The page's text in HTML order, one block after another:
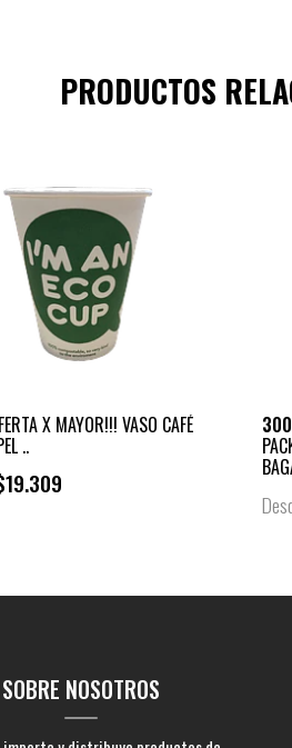
PRODUCTOS
X MAYOR!!! VASO CAFÉ
..
SOBRE NOSOTROS